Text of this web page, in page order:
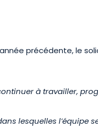
précédente, le
à travailler,
lesquelles l’équipe